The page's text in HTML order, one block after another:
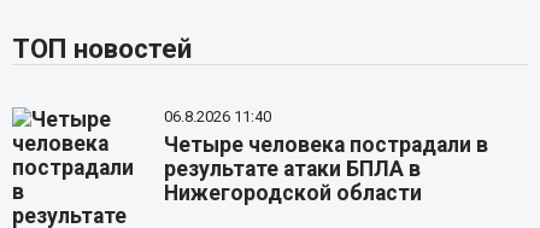
ТОП новостей
06.8.2026 11:40
Четыре человека пострадали в
результате атаки БПЛА в
Нижегородской области